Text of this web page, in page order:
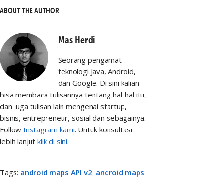
ABOUT THE AUTHOR
Mas Herdi
Seorang pengamat
teknologi Java, Android,
dan Google. Di sini kalian
bisa membaca tulisannya tentang hal-hal itu,
dan juga tulisan lain mengenai startup,
bisnis, entrepreneur, sosial dan sebagainya.
Follow Instagram kami. Untuk konsultasi
lebih lanjut klik di sini.
Tags: android maps API v2, android maps